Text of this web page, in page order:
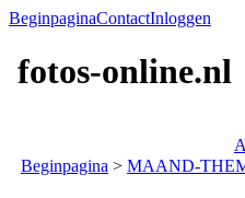
BeginpaginaContactInloggen
fotos-online.nl
Beginpagina > MAAND-